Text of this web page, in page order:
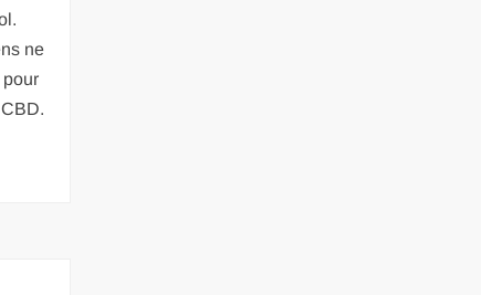
ne
pour